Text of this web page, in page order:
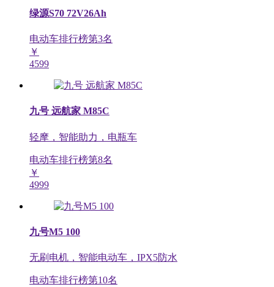
绿源S70 72V26Ah
电动车排行榜第3名
￥
4599
九号 远航家 M85C
轻摩，智能助力，电瓶车
电动车排行榜第8名
￥
4999
九号M5 100
无刷电机，智能电动车，IPX5防水
电动车排行榜第10名